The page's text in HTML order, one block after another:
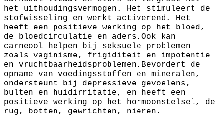
het uithoudingsvermogen. Het stimuleert de
stofwisseling en werkt activerend. Het
heeft een positieve werking op het bloed,
de bloedcirculatie en aders.Ook kan
carneool helpen bij seksuele problemen
zoals vaginisme, frigiditeit en impotentie
en vruchtbaarheidsproblemen.Bevordert de
opname van voedingsstoffen en mineralen,
ondersteunt bij depressieve gevoelens,
bulten en huidirritatie, en heeft een
positieve werking op het hormoonstelsel, de
rug, botten, gewrichten, nieren.